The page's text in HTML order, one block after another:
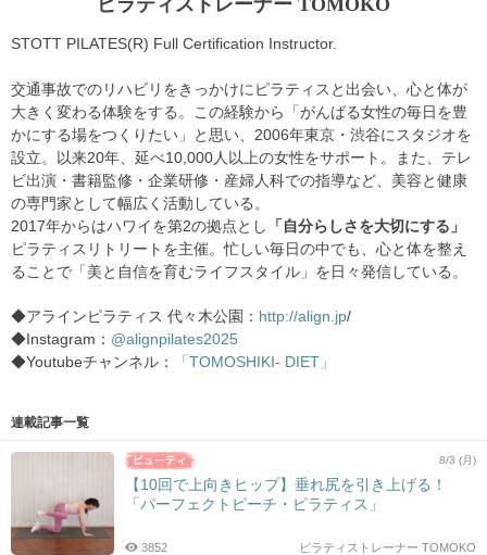
STOTT PILATES(R) Full Certification Instructor.
交通事故でのリハビリをきっかけにピラティスと出会い、心と体が
大きく変わる体験をする。この経験から「がんばる女性の毎日を豊
かにする場をつくりたい」と思い、2006年東京・渋谷にスタジオを
設立。以来20年、延べ10,000人以上の女性をサポート。また、テレ
ビ出演・書籍監修・企業研修・産婦人科での指導など、美容と健康
の専門家として幅広く活動している。
2017年からはハワイを第2の拠点とし
「自分らしさを大切にする」
ピラティスリトリートを主催。忙しい毎日の中でも、心と体を整え
ることで「美と自信を育むライフスタイル」を日々発信している。
◆アラインピラティス 代々木公園： http://align.jp/
◆Instagram： @alignpilates2025
◆Youtubeチャンネル：
「TOMOSHIKI- DIET」
連載記事一覧
8/3 (月)
【10回で上向きヒップ】垂れ尻を引き上げる！
「パーフェクトピーチ・ピラティス」
ピラティストレーナー TOMOKO
3852